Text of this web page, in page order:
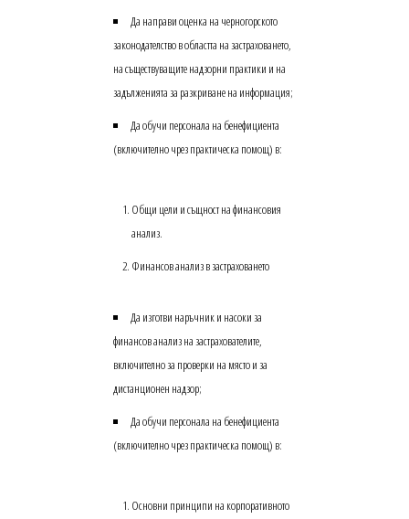
Да направи оценка на черногорското
законодателство в областта на застраховането,
на съществуващите надзорни практики и на
задълженията за разкриване на информация;
Да обучи персонала на бенефициента
(включително чрез практическа помощ) в:
Общи цели и същност на финансовия
анализ.
Финансов анализ в застраховането
Да изготви наръчник и насоки за
финансов анализ на застрахователите,
включително за проверки на място и за
дистанционен надзор;
Да обучи персонала на бенефициента
(включително чрез практическа помощ) в:
Основни принципи на корпоративното